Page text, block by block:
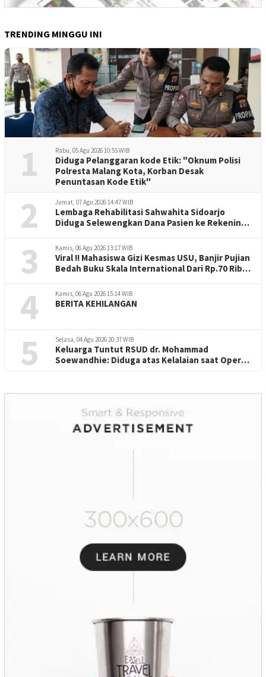
TRENDING MINGGU INI
1 Rabu, 05 Agu 2026 10:55 WIB
Diduga Pelanggaran kode Etik: "Oknum Polisi
Polresta Malang Kota, Korban Desak
Penuntasan Kode Etik"
2 Jumat, 07 Agu 2026 14:47 WIB
Lembaga Rehabilitasi Sahwahita Sidoarjo
Diduga Selewengkan Dana Pasien ke Rekening
3 Kamis, 06 Agu 2026 13:17 WIB
Viral !! Mahasiswa Gizi Kesmas USU, Banjir Pujian
Bedah Buku Skala International Dari Rp.70 Ribu
4 Kamis, 06 Agu 2026 15:14 WIB
BERITA KEHILANGAN
5 Selasa, 04 Agu 2026 20:37 WIB
Keluarga Tuntut RSUD dr. Mohammad
Soewandhie: Diduga atas Kelalaian saat Operasi